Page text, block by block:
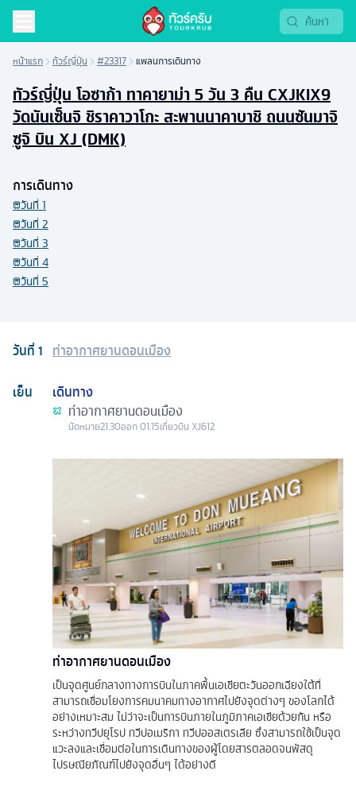
หน้าแรก ทัวร์ญี่ปุ่น #23317 แพลนการเดินทาง
ทัวร์ญี่ปุ่น โอซาก้า ทาคายาม่า 5 วัน 3 คืน CXJKIX9
วัดนันเซ็นจิ ชิราคาวาโกะ สะพานนาคาบาชิ ถนนซันมาจิ
ซูจิ บิน XJ (DMK)
วันที่1 ท่าอากาศยานดอนเมือง
เย็น
เดินทาง
ท่าอากาศยานดอนเมือง
นัดหมาย21.30ออก01.15เที่ยวบิน XJ612
ท่าอากาศยานดอนเมือง
เป็นจุดศูนย์กลางทางการบินในภาคพื้นเอเชียตะวันออกเฉียงใต้ที่
สามารถเชื่อมโยงการคมนาคมทางอากาศไปยังจุดต่างๆ ของโลกได้
อย่างเหมาะสม ไม่ว่าจะเป็นการบินภายในภูมิภาคเอเชียด้วยกัน หรือ
ระหว่างทวีปยุโรป ทวีปอเมริกา ทวีปออสเตรเลีย ซึ่งสามารถใช้เป็นจุด
แวะลงและเชื่อมต่อในการเดินทางของผู้โดยสารตลอดจนพัสดุ
ไปรษณียภัณฑ์ไปยังจุดอื่นๆ ได้อย่างดี
การเดินทาง
วันที่ 1
วันที่ 2
วันที่ 3
วันที่ 4
วันที่ 5